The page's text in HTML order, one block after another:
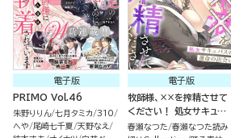
電子版
PRIMO Vol.46
朱野りりん 七月タミカ 310
へや 尾崎七千夏 天野なえ
電子版
牧師様、××を搾精させて
ください！ 処女サキュバス
の運命の出会い（単話版）
春瀬なつた 春瀬なつた読み